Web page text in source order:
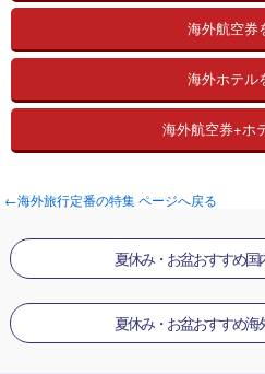
海外航空券
海外ホテル
海外航空券+ホ
←海外旅行定番の特集 ページへ戻る
夏休み・お盆おすすめ
夏休み・お盆おすすめ